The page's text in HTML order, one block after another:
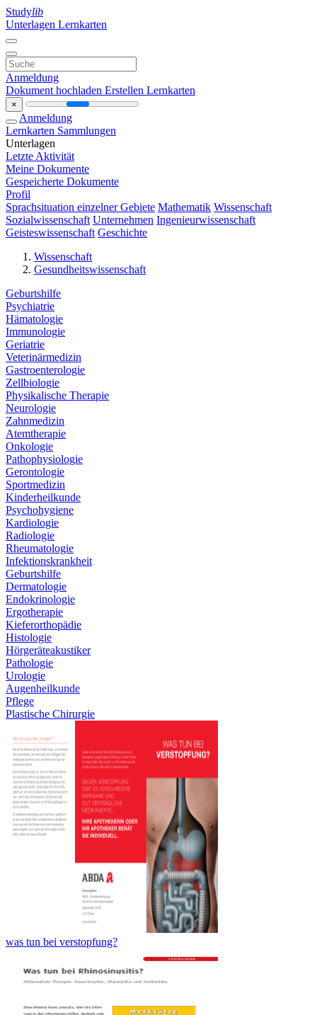
Studylib
Unterlagen Lernkarten
Anmeldung
Dokument hochladen Erstellen Lernkarten
×
Anmeldung
Lernkarten Sammlungen
Unterlagen
Letzte Aktivität
Meine Dokumente
Gespeicherte Dokumente
Profil
Sprachsituation einzelner Gebiete Mathematik Wissenschaft
Sozialwissenschaft Unternehmen Ingenieurwissenschaft
Geisteswissenschaft Geschichte
Wissenschaft
Gesundheitswissenschaft
Geburtshilfe
Psychiatrie
Hämatologie
Immunologie
Geriatrie
Veterinärmedizin
Gastroenterologie
Zellbiologie
Physikalische Therapie
Neurologie
Zahnmedizin
Atemtherapie
Onkologie
Pathophysiologie
Gerontologie
Sportmedizin
Kinderheilkunde
Psychohygiene
Kardiologie
Radiologie
Rheumatologie
Infektionskrankheit
Geburtshilfe
Dermatologie
Endokrinologie
Ergotherapie
Kieferorthopädie
Histologie
Hörgeräteakustiker
Pathologie
Urologie
Augenheilkunde
Pflege
Plastische Chirurgie
was tun bei verstopfung?